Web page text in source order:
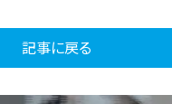
記事に戻る